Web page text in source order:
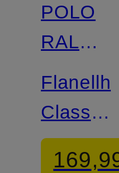
POLO
RALPH
LAUREN
Classic
Fit